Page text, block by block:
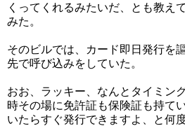
くってくれるみたいだ、とも教え
みた。
そのビルでは、カード即日発行を
先で呼び込みをしていた。
おお、ラッキー、なんとタイミン
時その場に免許証も保険証も持て
いたらすぐ発行できますよ、と何